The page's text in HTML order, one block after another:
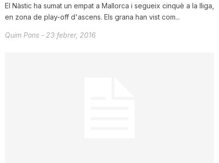
El Nàstic ha sumat un empat a Mallorca i segueix cinquè a la lliga,
en zona de play-off d'ascens. Els grana han vist com...
Quim Pons - 23 febrer, 2016